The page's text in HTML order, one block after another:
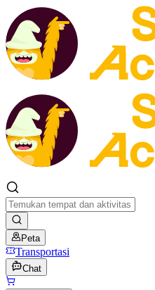
Peta
Transportasi
Chat